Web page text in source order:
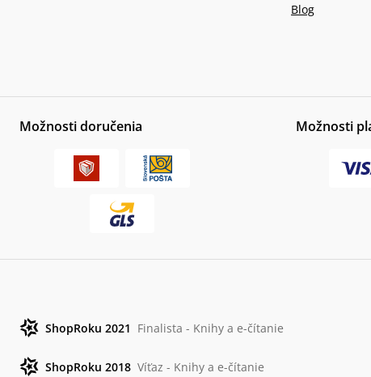
Blog
Možnosti doručenia Možnosti
ShopRoku 2021 Finalista - Knihy a e-čítanie
ShopRoku 2018 Víťaz - Knihy a e-čítanie